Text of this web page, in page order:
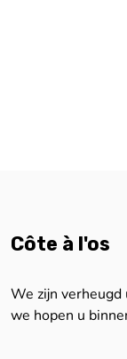
Côte à l'os
We zijn verheugd
we hopen u